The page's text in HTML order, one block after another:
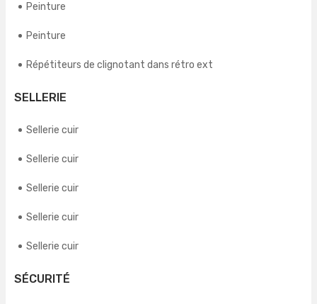
Peinture
Peinture
Répétiteurs de clignotant dans rétro ext
SELLERIE
Sellerie cuir
Sellerie cuir
Sellerie cuir
Sellerie cuir
Sellerie cuir
SÉCURITÉ